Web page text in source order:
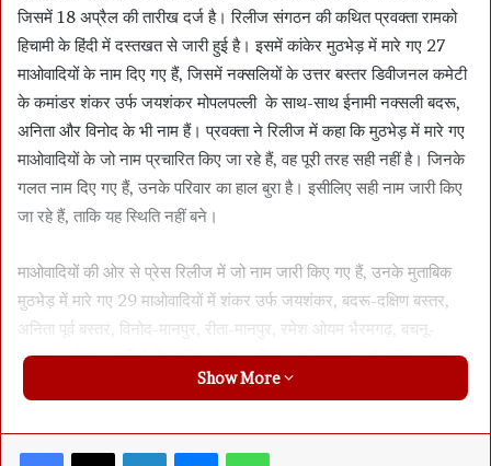
जिसमें 18 अप्रैल की तारीख दर्ज है। रिलीज संगठन की कथित प्रवक्ता रामको
हिचामी के हिंदी में दस्तखत से जारी हुई है। इसमें कांकेर मुठभेड़ में मारे गए 27
माओवादियों के नाम दिए गए हैं, जिसमें नक्सलियों के उत्तर बस्तर डिवीजनल कमेटी
के कमांडर शंकर उर्फ जयशंकर मोपलपल्ली के साथ-साथ ईनामी नक्सली बदरू,
अनिता और विनोद के भी नाम हैं। प्रवक्ता ने रिलीज में कहा कि मुठभेड़ में मारे गए
माओवादियों के जो नाम प्रचारित किए जा रहे हैं, वह पूरी तरह सही नहीं है। जिनके
गलत नाम दिए गए हैं, उनके परिवार का हाल बुरा है। इसीलिए सही नाम जारी किए
जा रहे हैं, ताकि यह स्थिति नहीं बने।
माओवादियों की ओर से प्रेस रिलीज में जो नाम जारी किए गए हैं, उनके मुताबिक
मुठभेड़ में मारे गए 29 माओवादियों में शंकर उर्फ जयशंकर, बदरू-दक्षिण बस्तर,
अनिता पूर्व बस्तर, विनोद-मानपुर, रीता-मानपुर, रमेश ओयम भैरमगढ़, बचनू-
गंगालूर, सुरेखा-गढ़चिरौली, कविता-नेंडूर, रजिता-आदिलाबाद, भूमे-दक्षिण बस्तर,
कार्तिक-पश्चिम बस्तर, रोशन-दरभा डिवीजन, देवाल-गंगालूर, दीनू गुड्डू- दुरदा,
Show More
Facebook X LinkedIn